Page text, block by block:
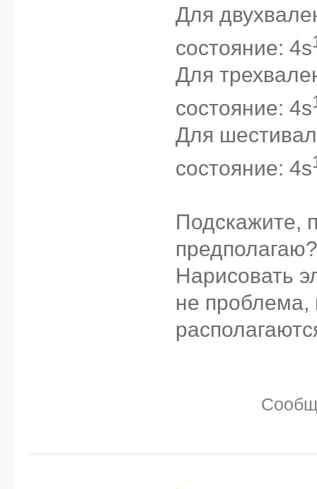
Для
состояние: 4s
Для
состояние: 4s
Для
состояние: 4s
Подскажите,
Нарисовать
не проблема,